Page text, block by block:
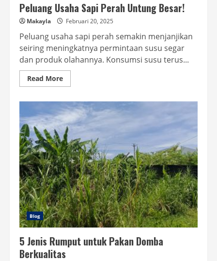
Peluang Usaha Sapi Perah Untung Besar!
Makayla Februari 20, 2025
Peluang usaha sapi perah semakin menjanjikan
seiring meningkatnya permintaan susu segar
dan produk olahannya. Konsumsi susu terus...
Read MoreRead
more
Usaha
Sapi
Perah
Untung
Besar!
Blog
5 Jenis Rumput untuk Pakan Domba
Berkualitas